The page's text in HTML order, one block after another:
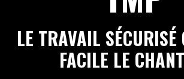
LE TRAVAIL SÉCURISÉ
FACILE LE